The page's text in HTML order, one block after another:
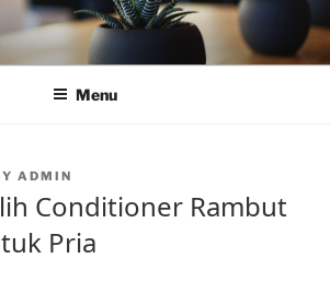
Menu
ADMIN
Conditioner Rambut
Pria